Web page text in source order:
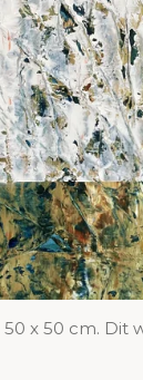
50 x 50 cm. Dit